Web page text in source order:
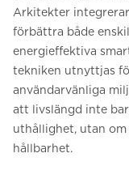
Arkitekter
förbättra både
energieffektiva
tekniken utnyttjas
användarvänliga
att livslängd inte
uthållighet, utan
hållbarhet.